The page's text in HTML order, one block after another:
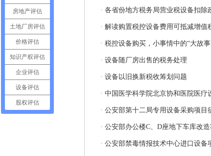
· 各省份地方税务局营业税设备扣除
· 解读购置税控设备费用可抵减增值
· 税控设备购买，小事情中的“大故事
· 设备随厂房出售的税务处理
· 设备以旧换新税收筹划问题
· 中国医学科学院北京协和医院医疗
· 公安部第十二局专用设备采购项目
· 公安部办公楼C、D座地下车库改
· 公安部禁毒情报技术中心进口设备
房地产评估
土地厂房评估
价格评估
知识产权评估
企业评估
设备评估
股权评估